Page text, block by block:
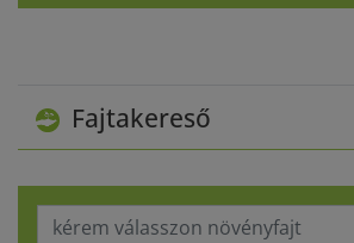
Fajtakereső
kérem válasszon növényfajt